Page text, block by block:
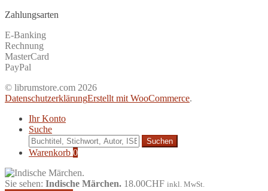
Zahlungsarten
E-Banking
Rechnung
MasterCard
PayPal
© librumstore.com 2026
DatenschutzerklärungErstellt mit WooCommerce.
Ihr Konto
Suche
Suche
nach:
Warenkorb 0
Sie sehen: Indische Märchen. 18.00CHF inkl. MwSt.